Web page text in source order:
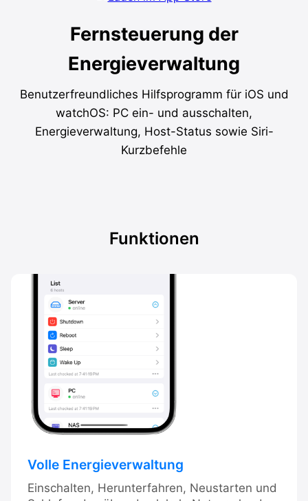
Fernsteuerung der
Energieverwaltung
Benutzerfreundliches Hilfsprogramm für iOS und
watchOS: PC ein- und ausschalten,
Energieverwaltung, Host-Status sowie Siri-
Kurzbefehle
Funktionen
Volle Energieverwaltung
Einschalten, Herunterfahren, Neustarten und